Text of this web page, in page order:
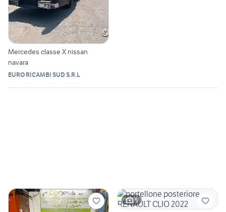
Mercedes classe X nissan
navara
EURO RICAMBI SUD S.R.L
5